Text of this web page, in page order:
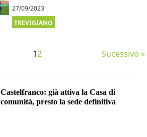
27/09/2023
TREVIGIANO
12
Sucessivo »
Castelfranco: già attiva la Casa di
comunità, presto la sede definitiva